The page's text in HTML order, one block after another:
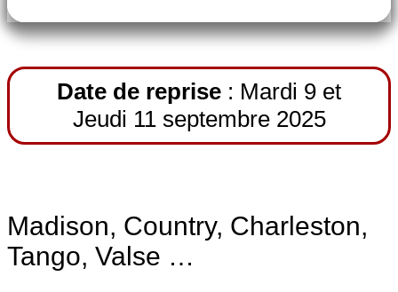
Date de reprise : Mardi 9 et
Jeudi 11 septembre 2025
Madison, Country, Charleston,
Tango, Valse …